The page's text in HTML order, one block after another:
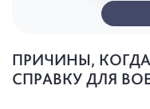
ПРИЧИНЫ,
СПРАВКУ ДЛЯ